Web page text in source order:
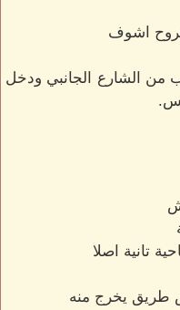
اشوف
الشارع الجانبي ودخل
تانية اصلا
طريق يخرج منه